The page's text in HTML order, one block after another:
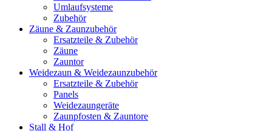
Umlaufsysteme
Zubehör
Zäune & Zaunzubehör
Ersatzteile & Zubehör
Zäune
Zauntor
Weidezaun & Weidezaunzubehör
Ersatzteile & Zubehör
Panels
Weidezaungeräte
Zaunpfosten & Zauntore
Stall & Hof